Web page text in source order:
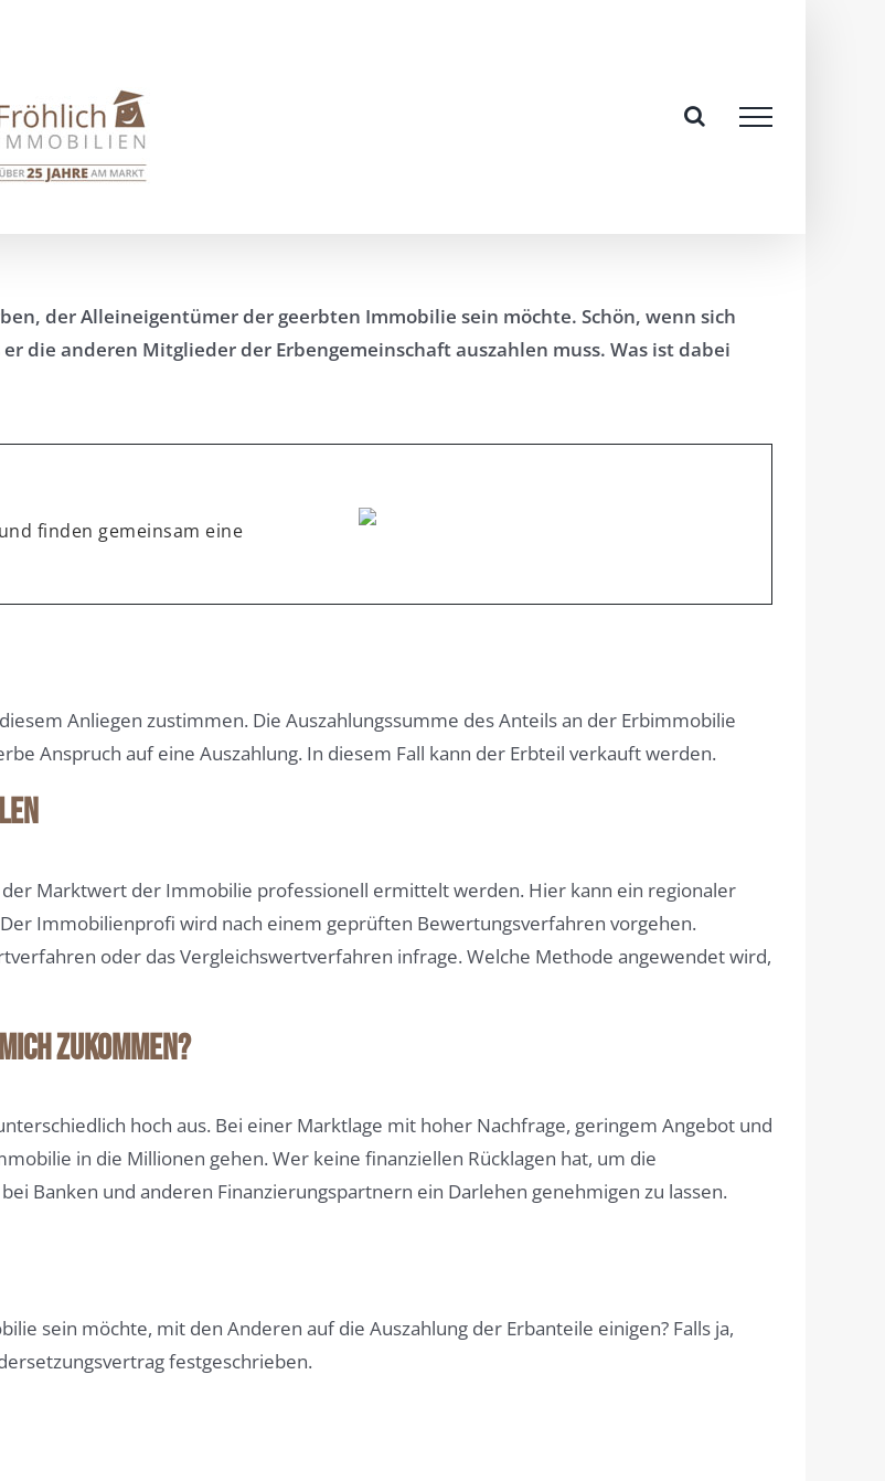
der Alleineigentümer der geerbten Immobilie sein möchte. Schön, wenn sich
die anderen Mitglieder der Erbengemeinschaft auszahlen muss. Was ist dabei
finden gemeinsam eine
Anliegen zustimmen. Die Auszahlungssumme des Anteils an der Erbimmobilie
Anspruch auf eine Auszahlung. In diesem Fall kann der Erbteil verkauft werden.
Marktwert der Immobilie professionell ermittelt werden. Hier kann ein regionaler
Immobilienprofi wird nach einem geprüften Bewertungsverfahren vorgehen.
oder das Vergleichswertverfahren infrage. Welche Methode angewendet wird,
zukommen?
hoch aus. Bei einer Marktlage mit hoher Nachfrage, geringem Angebot und
in die Millionen gehen. Wer keine finanziellen Rücklagen hat, um die
Banken und anderen Finanzierungspartnern ein Darlehen genehmigen zu lassen.
sein möchte, mit den Anderen auf die Auszahlung der Erbanteile einigen? Falls ja,
festgeschrieben.